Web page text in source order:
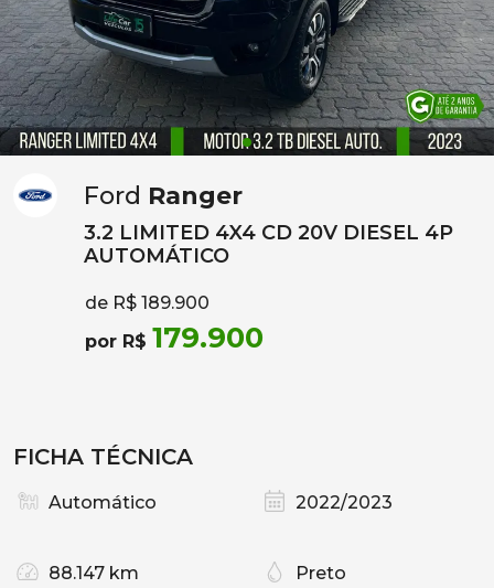
Ford Ranger
3.2 LIMITED 4X4 CD 20V DIESEL 4P
AUTOMÁTICO
de R$ 189.900
por R$ 179.900
FICHA TÉCNICA
Automático 2022/2023
88.147 km Preto